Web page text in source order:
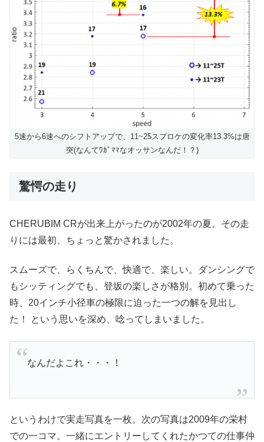
5速から6速へのシフトアップで、11~25スプロケの変化率13.3%は唐
突(なんてﾜｶﾞﾏﾏなオッサンなんだ！？)
驚愕の走り
CHERUBIM CRが出来上がったのが2002年の夏。その走
りには最初、ちょっと驚かされました。
スムーズで、らくちんで、快適で、楽しい。ダンシングで
もシッティングでも、登坂の楽しさが格別。初めて乗った
時、20インチ小径車の極限に迫った一つの解を見出し
た！ という思いを深め、唸ってしまいました。
なんだよこれ・・・！
というわけで実走写真を一枚。次の写真は2009年の栄村
での一コマ。一緒にエントリーしてくれたかつての仕事仲